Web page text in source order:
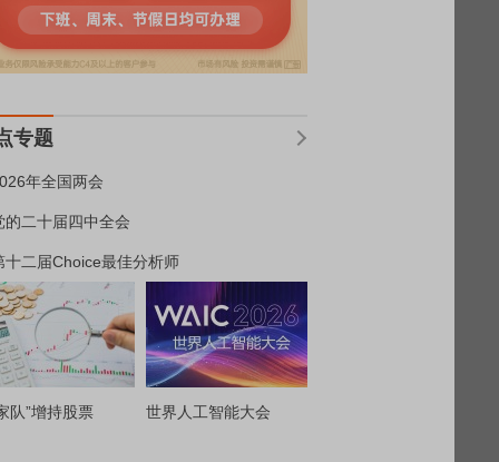
专题
年全国两会
的二十届四中全会
十二届Choice最佳分析师
队”增持股票 世界人工智能大会